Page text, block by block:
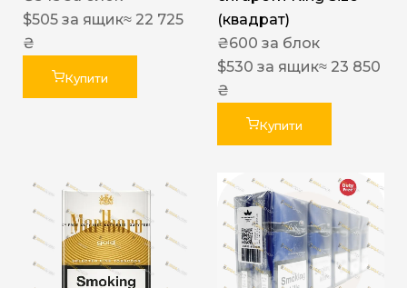
$505 за ящик≈ 22 725
₴
Купити
(квадрат)
₴600 за блок
$530 за ящик≈ 23 850
₴
Купити